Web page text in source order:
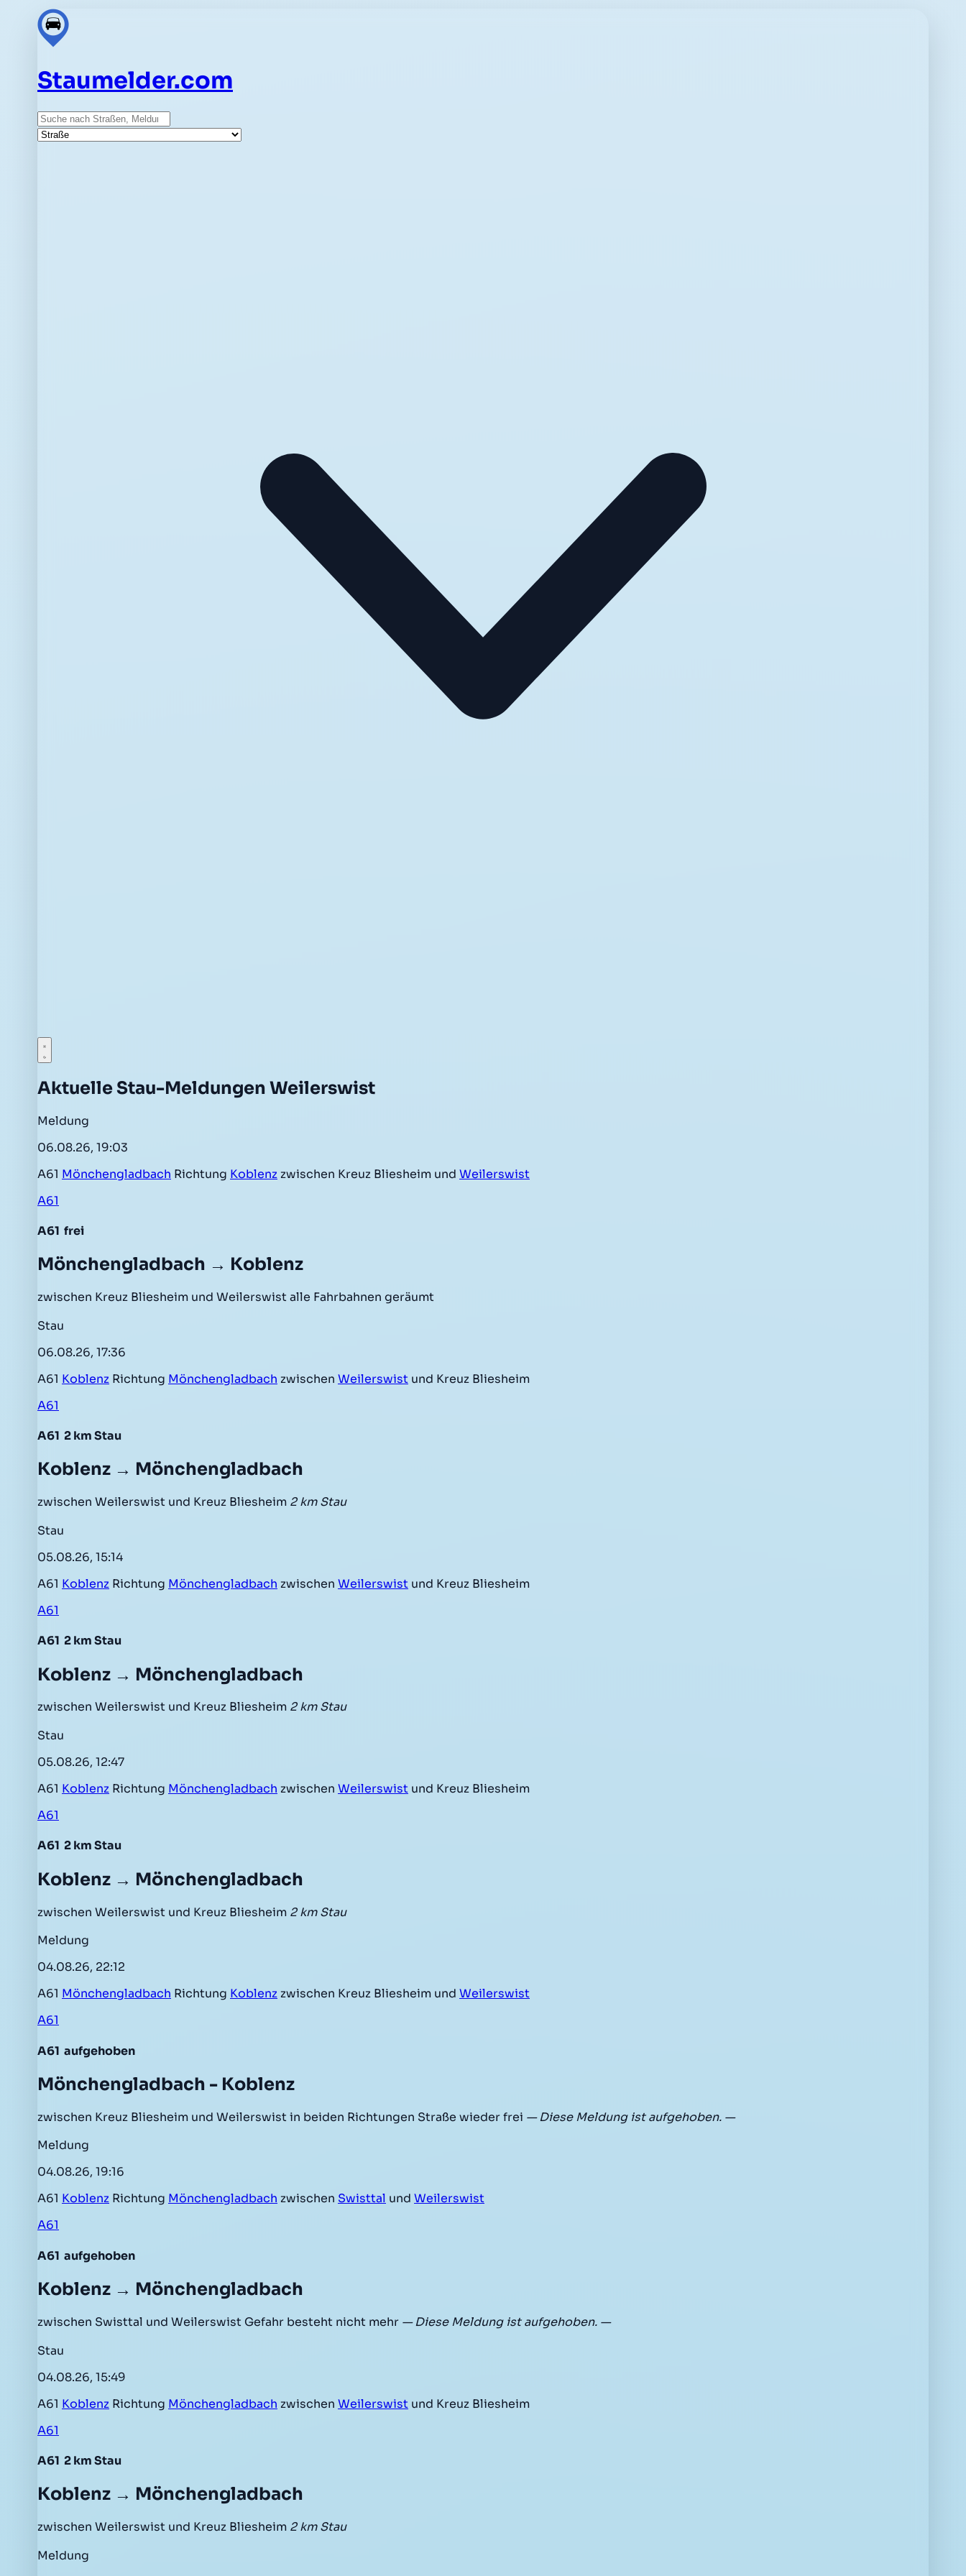
Staumelder.com
Suche
Straße
Aktuelle Stau-Meldungen Weilerswist
Meldung
06.08.26, 19:03
A61 Mönchengladbach Richtung Koblenz zwischen Kreuz Bliesheim und Weilerswist
A61
A61 frei
Mönchengladbach → Koblenz
zwischen Kreuz Bliesheim und Weilerswist alle Fahrbahnen geräumt
Stau
06.08.26, 17:36
A61 Koblenz Richtung Mönchengladbach zwischen Weilerswist und Kreuz Bliesheim
A61
A61 2 km Stau
Koblenz → Mönchengladbach
zwischen Weilerswist und Kreuz Bliesheim 2 km Stau
Stau
05.08.26, 15:14
A61 Koblenz Richtung Mönchengladbach zwischen Weilerswist und Kreuz Bliesheim
A61
A61 2 km Stau
Koblenz → Mönchengladbach
zwischen Weilerswist und Kreuz Bliesheim 2 km Stau
Stau
05.08.26, 12:47
A61 Koblenz Richtung Mönchengladbach zwischen Weilerswist und Kreuz Bliesheim
A61
A61 2 km Stau
Koblenz → Mönchengladbach
zwischen Weilerswist und Kreuz Bliesheim 2 km Stau
Meldung
04.08.26, 22:12
A61 Mönchengladbach Richtung Koblenz zwischen Kreuz Bliesheim und Weilerswist
A61
A61 aufgehoben
Mönchengladbach - Koblenz
zwischen Kreuz Bliesheim und Weilerswist in beiden Richtungen Straße wieder frei — Diese Meldung ist aufgehoben. —
Meldung
04.08.26, 19:16
A61 Koblenz Richtung Mönchengladbach zwischen Swisttal und Weilerswist
A61
A61 aufgehoben
Koblenz → Mönchengladbach
zwischen Swisttal und Weilerswist Gefahr besteht nicht mehr — Diese Meldung ist aufgehoben. —
Stau
04.08.26, 15:49
A61 Koblenz Richtung Mönchengladbach zwischen Weilerswist und Kreuz Bliesheim
A61
A61 2 km Stau
Koblenz → Mönchengladbach
zwischen Weilerswist und Kreuz Bliesheim 2 km Stau
Meldung